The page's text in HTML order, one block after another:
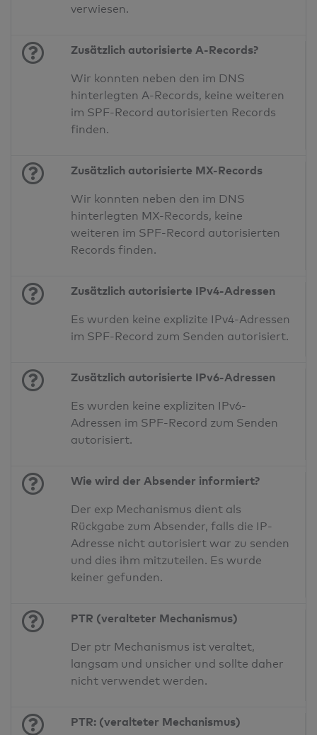
verwiesen.
Zusätzlich autorisierte A-Records?
Wir konnten neben den im DNS
hinterlegten A-Records, keine weiteren
im SPF-Record autorisierten Records
finden.
Zusätzlich autorisierte MX-Records
Wir konnten neben den im DNS
hinterlegten MX-Records, keine
weiteren im SPF-Record autorisierten
Records finden.
Zusätzlich autorisierte IPv4-Adressen
Es wurden keine explizite IPv4-Adressen
im SPF-Record zum Senden autorisiert.
Zusätzlich autorisierte IPv6-Adressen
Es wurden keine expliziten IPv6-
Adressen im SPF-Record zum Senden
autorisiert.
Wie wird der Absender informiert?
Der exp Mechanismus dient als
Rückgabe zum Absender, falls die IP-
Adresse nicht autorisiert war zu senden
und dies ihm mitzuteilen. Es wurde
keiner gefunden.
PTR (veralteter Mechanismus)
Der ptr Mechanismus ist veraltet,
langsam und unsicher und sollte daher
nicht verwendet werden.
PTR: (veralteter Mechanismus)